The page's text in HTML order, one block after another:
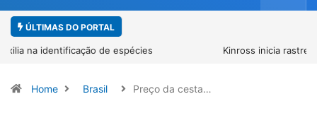
ÚLTIMAS DO PORTAL
Kinross inicia rastreamento digital de 10 mil mudas usadas na
Home Brasil Preço da cesta…